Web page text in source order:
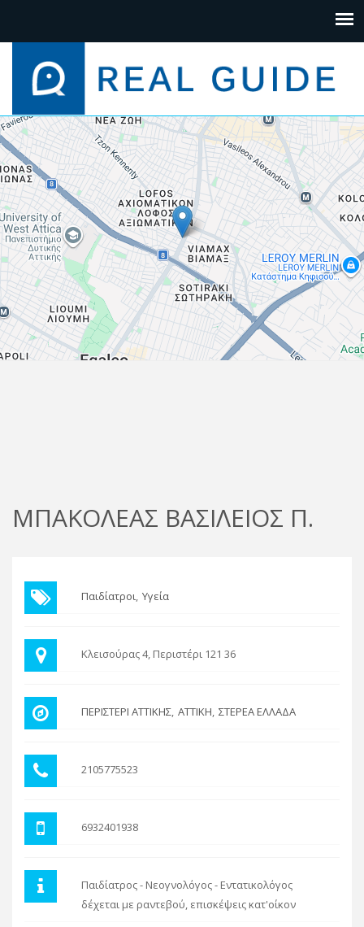
+
−
Leaflet | Map data ©Google
ΜΠΑΚΟΛΕΑΣ ΒΑΣΙΛΕΙΟΣ Π.
Παιδίατροι Υγεία
Κλεισούρας 4, Περιστέρι 121 36
ΠΕΡΙΣΤΕΡΙ ΑΤΤΙΚΗΣ ΑΤΤΙΚΗ ΣΤΕΡΕΑ ΕΛΛΑΔΑ
2105775523
6932401938
Παιδίατρος - Νεογνολόγος - Εντατικολόγος
δέχεται με ραντεβού, επισκέψεις κατ'οίκον